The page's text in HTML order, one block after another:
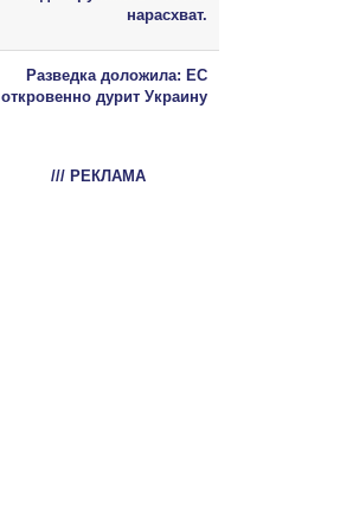
нарасхват.
Разведка доложила: ЕС
откровенно дурит Украину
/// РЕКЛАМА